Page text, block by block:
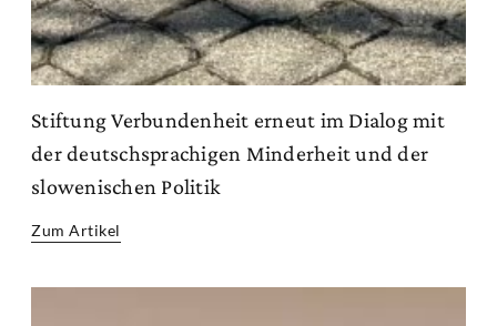
Stiftung Verbundenheit erneut im Dialog mit
der deutschsprachigen Minderheit und der
slowenischen Politik
Zum Artikel